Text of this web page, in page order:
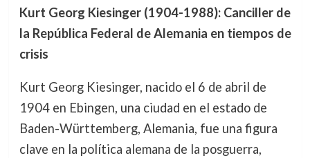
Kurt Georg Kiesinger (1904-1988): Canciller de
la República Federal de Alemania en tiempos de
crisis
Kurt Georg Kiesinger, nacido el 6 de abril de
1904 en Ebingen, una ciudad en el estado de
Baden-Württemberg, Alemania, fue una figura
clave en la política alemana de la posguerra,